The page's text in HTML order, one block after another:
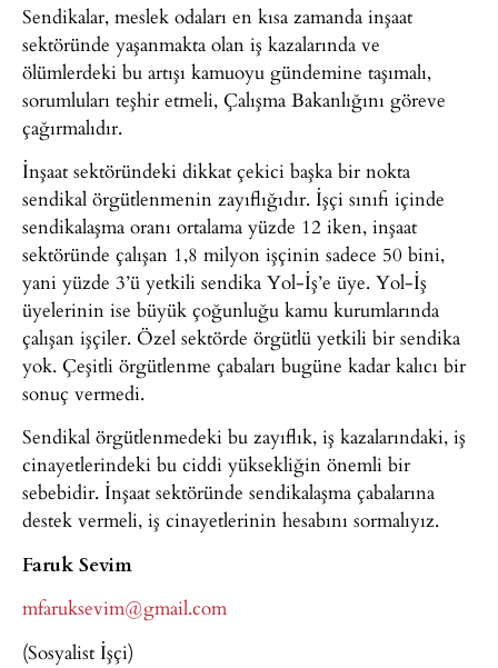
Sendikalar, meslek odaları en kısa zamanda inşaat
sektöründe yaşanmakta olan iş kazalarında ve
ölümlerdeki bu artışı kamuoyu gündemine taşımalı,
sorumluları teşhir etmeli, Çalışma Bakanlığını göreve
çağırmalıdır.
İnşaat sektöründeki dikkat çekici başka bir nokta
sendikal örgütlenmenin zayıflığıdır. İşçi sınıfı içinde
sendikalaşma oranı ortalama yüzde 12 iken, inşaat
sektöründe çalışan 1,8 milyon işçinin sadece 50 bini,
yani yüzde 3’ü yetkili sendika Yol-İş’e üye. Yol-İş
üyelerinin ise büyük çoğunluğu kamu kurumlarında
çalışan işçiler. Özel sektörde örgütlü yetkili bir sendika
yok. Çeşitli örgütlenme çabaları bugüne kadar kalıcı bir
sonuç vermedi.
Sendikal örgütlenmedeki bu zayıflık, iş kazalarındaki, iş
cinayetlerindeki bu ciddi yüksekliğin önemli bir
sebebidir. İnşaat sektöründe sendikalaşma çabalarına
destek vermeli, iş cinayetlerinin hesabını sormalıyız.
Faruk Sevim
mfaruksevim@gmail.com
(Sosyalist İşçi)